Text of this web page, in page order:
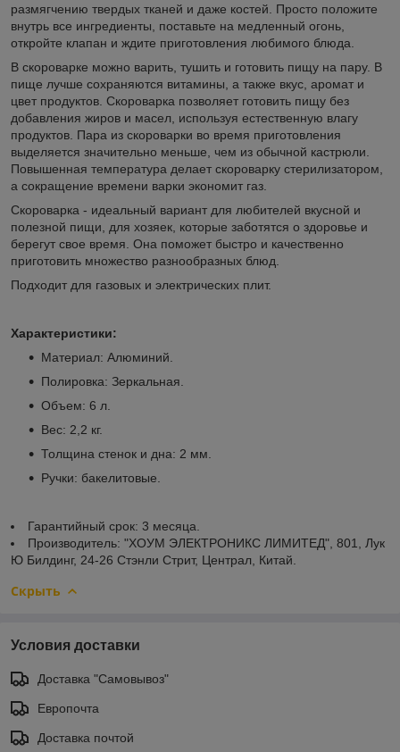
размягчению твердых тканей и даже костей. Просто положите
внутрь все ингредиенты, поставьте на медленный огонь,
откройте клапан и ждите приготовления любимого блюда.
В скороварке можно варить, тушить и готовить пищу на пару. В
пище лучше сохраняются витамины, а также вкус, аромат и
цвет продуктов. Скороварка позволяет готовить пищу без
добавления жиров и масел, используя естественную влагу
продуктов. Пара из скороварки во время приготовления
выделяется значительно меньше, чем из обычной кастрюли.
Повышенная температура делает скороварку стерилизатором,
а сокращение времени варки экономит газ.
Скороварка - идеальный вариант для любителей вкусной и
полезной пищи, для хозяек, которые заботятся о здоровье и
берегут свое время. Она поможет быстро и качественно
приготовить множество разнообразных блюд.
Подходит для газовых и электрических плит.
Характеристики:
Материал: Алюминий.
Полировка: Зеркальная.
Объем: 6 л.
Вес: 2,2 кг.
Толщина стенок и дна: 2 мм.
Ручки: бакелитовые.
Гарантийный срок: 3 месяца.
Производитель: "ХОУМ ЭЛЕКТРОНИКС ЛИМИТЕД", 801, Лук
Ю Билдинг, 24-26 Стэнли Стрит, Централ, Китай.
Скрыть
Условия доставки
Доставка "Самовывоз"
Европочта
Доставка почтой